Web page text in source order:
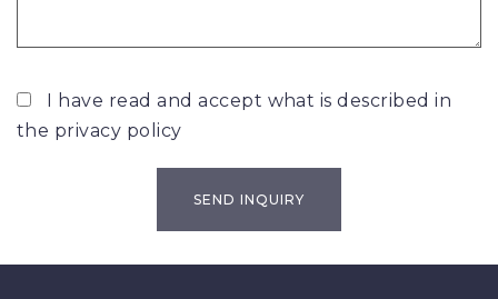
I have read and accept what is described in
the privacy policy